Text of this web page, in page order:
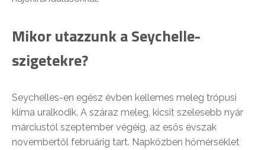
Mikor utazzunk a Seychelle-
szigetekre?
Seychelles-en egész évben kellemes meleg trópusi
klíma uralkodik. A száraz meleg, kicsit szelesebb nyár
márciustól szeptember végéig, az esős évszak
novembertől februárig tart. Napközben hőmérséklet